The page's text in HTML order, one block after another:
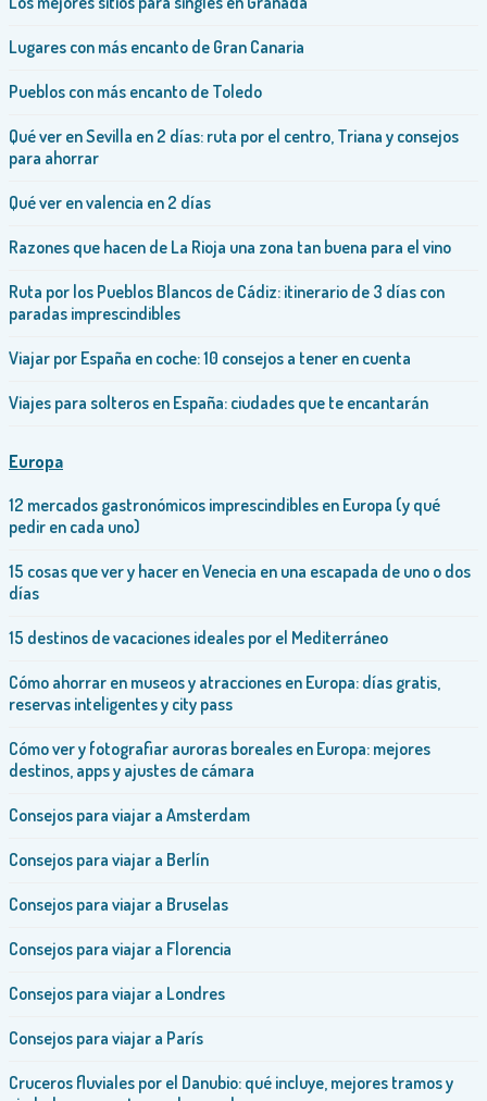
Lugares con más encanto de Gran Canaria
Pueblos con más encanto de Toledo
Qué ver en Sevilla en 2 días: ruta por el centro, Triana y consejos
para ahorrar
Qué ver en valencia en 2 días
Razones que hacen de La Rioja una zona tan buena para el vino
Ruta por los Pueblos Blancos de Cádiz: itinerario de 3 días con
paradas imprescindibles
Viajar por España en coche: 10 consejos a tener en cuenta
Viajes para solteros en España: ciudades que te encantarán
Europa
12 mercados gastronómicos imprescindibles en Europa (y qué
pedir en cada uno)
15 cosas que ver y hacer en Venecia en una escapada de uno o dos
días
15 destinos de vacaciones ideales por el Mediterráneo
Cómo ahorrar en museos y atracciones en Europa: días gratis,
reservas inteligentes y city pass
Cómo ver y fotografiar auroras boreales en Europa: mejores
destinos, apps y ajustes de cámara
Consejos para viajar a Amsterdam
Consejos para viajar a Berlín
Consejos para viajar a Bruselas
Consejos para viajar a Florencia
Consejos para viajar a Londres
Consejos para viajar a París
Cruceros fluviales por el Danubio: qué incluye, mejores tramos y